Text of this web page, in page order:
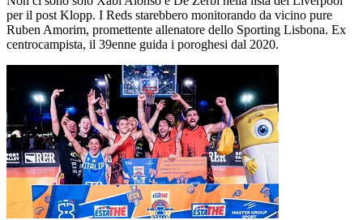
per il post Klopp. I Reds starebbero monitorando da vicino pure
Ruben Amorim, promettente allenatore dello Sporting Lisbona. Ex
centrocampista, il 39enne guida i poroghesi dal 2020.